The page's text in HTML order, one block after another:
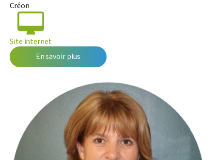
Créon
Site internet
En savoir plus